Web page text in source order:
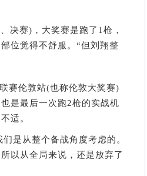
赛)，大奖赛是跑了1枪，
位觉得不舒服。“但刘翔整
伦敦站(也称伦敦大奖赛)
是最后一次跑2枪的实战机
适。
是从整个备战角度考虑的。
以从全局来说，还是放弃了